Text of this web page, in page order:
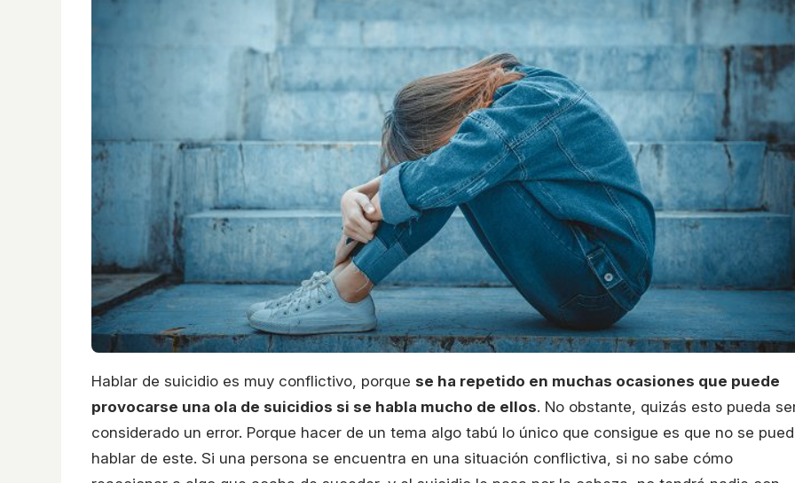
Hablar de suicidio es muy conflictivo, porque se ha repetido en muchas ocasiones que puede
provocarse una ola de suicidios si se habla mucho de ellos. No obstante, quizás esto pueda
considerado un error. Porque hacer de un tema algo tabú lo único que consigue es que no se
hablar de este. Si una persona se encuentra en una situación conflictiva, si no sabe cómo